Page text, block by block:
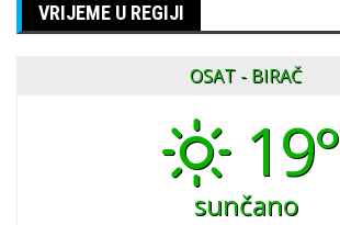
VRIJEME U REGIJI
OSAT - BIRAČ
19°
sunčano